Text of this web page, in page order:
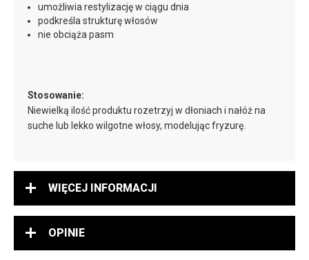
umożliwia restylizację w ciągu dnia
podkreśla strukturę włosów
nie obciąża pasm
Stosowanie:
Niewielką ilość produktu rozetrzyj w dłoniach i nałóż na
suche lub lekko wilgotne włosy, modelując fryzurę.
WIĘCEJ INFORMACJI
OPINIE